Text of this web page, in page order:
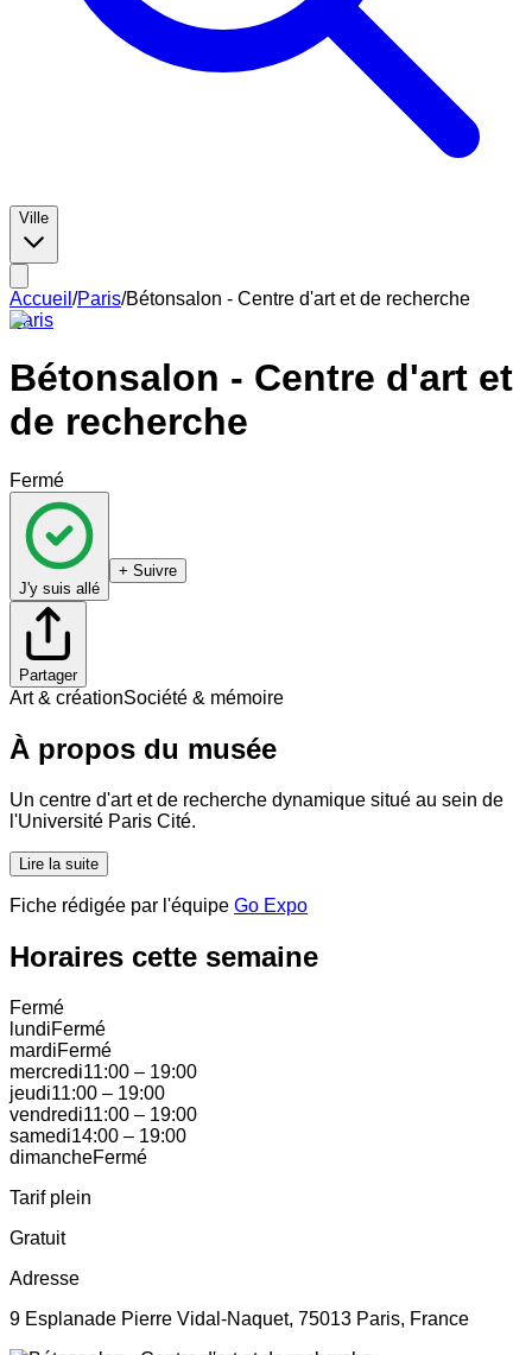
Ville
Accueil /Paris/Bétonsalon - Centre d'art et de recherche
Paris
Bétonsalon - Centre d'art et
de recherche
Fermé
J'y suis allé
+ Suivre
Partager
Art & créationSociété & mémoire
À propos du musée
Un centre d'art et de recherche dynamique situé au sein de
l'Université Paris Cité.
Lire la suite
Fiche rédigée par l'équipe Go Expo
Horaires cette semaine
Fermé
lundiFermé
mardiFermé
mercredi11:00 – 19:00
jeudi11:00 – 19:00
vendredi11:00 – 19:00
samedi14:00 – 19:00
dimancheFermé
Tarif plein
Gratuit
Adresse
9 Esplanade Pierre Vidal-Naquet, 75013 Paris, France